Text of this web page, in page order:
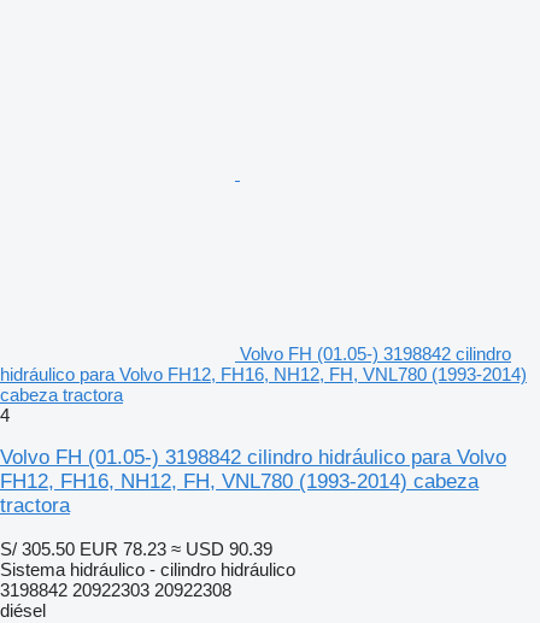
Volvo FH (01.05-) 3198842 cilindro
hidráulico para Volvo FH12, FH16, NH12, FH, VNL780 (1993-2014)
cabeza tractora
4
Volvo FH (01.05-) 3198842 cilindro hidráulico para Volvo
FH12, FH16, NH12, FH, VNL780 (1993-2014) cabeza
tractora
S/ 305.50 EUR 78.23 ≈ USD 90.39
Sistema hidráulico - cilindro hidráulico
3198842 20922303 20922308
diésel